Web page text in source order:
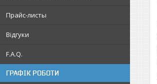
Прайс-листы
Відгуки
F.A.Q.
ГРАФІК РОБОТИ